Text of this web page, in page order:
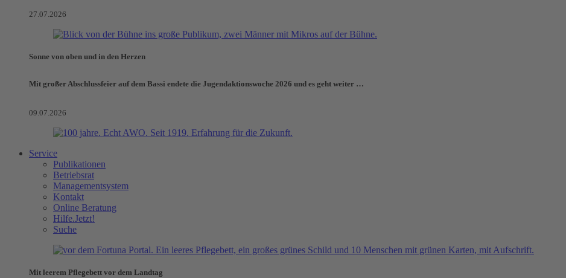
27.07.2026
Sonne von oben und in den Herzen
Mit großer Abschlussfeier auf dem Bassi endete die Jugendaktionswoche 2026 und es geht weiter …
09.07.2026
Service
Publikationen
Betriebsrat
Managementsystem
Kontakt
Online Beratung
Hilfe.Jetzt!
Suche
Mit leerem Pflegebett vor dem Landtag